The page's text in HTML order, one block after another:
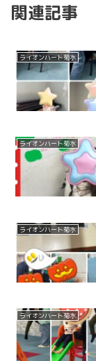
関連記事
ライオンハート菊水
ライオンハート菊水
ライオンハート菊水
ライオンハート菊水